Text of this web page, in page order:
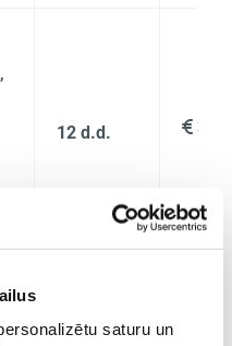
saturu un
12 d.d.  390